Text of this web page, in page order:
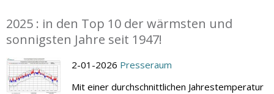
2025 : in den Top 10 der wärmsten und
sonnigsten Jahre seit 1947!
2-01-2026 Presseraum
Mit einer durchschnittlichen Jahrestemperatur